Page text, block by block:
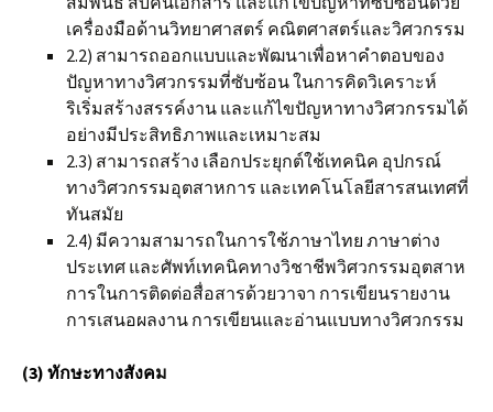
เครื่องมือด้านวิทยาศาสตร์ คณิตศาสตร์และวิศวกรรม
2.2) สามารถออกแบบและพัฒนาเพื่อหาคำตอบของ
ปัญหาทางวิศวกรรมที่ซับซ้อน ในการคิดวิเคราะห์
ริเริ่มสร้างสรรค์งาน และแก้ไขปัญหาทางวิศวกรรมได้
อย่างมีประสิทธิภาพและเหมาะสม
2.3) สามารถสร้าง เลือกประยุกต์ใช้เทคนิค อุปกรณ์
ทางวิศวกรรมอุตสาหการ และเทคโนโลยีสารสนเทศที่
ทันสมัย
2.4) มีความสามารถในการใช้ภาษาไทย ภาษาต่าง
ประเทศ และศัพท์เทคนิคทางวิชาชีพวิศวกรรมอุตสาห
การในการติดต่อสื่อสารด้วยวาจา การเขียนรายงาน
การเสนอผลงาน การเขียนและอ่านแบบทางวิศวกรรม
(3) ทักษะทางสังคม